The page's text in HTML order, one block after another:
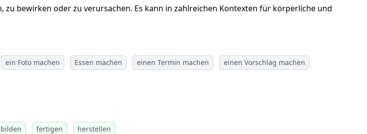
bewirken oder zu verursachen. Es kann in zahlreichen Kontexten für körperliche und
ein Foto machen Essen machen einen Termin machen
einen Vorschlag machen
bilden fertigen herstellen